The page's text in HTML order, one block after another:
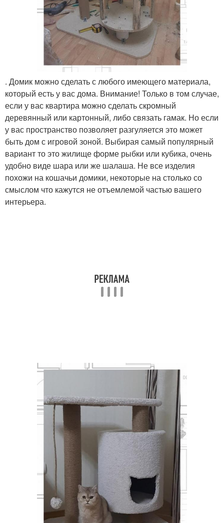
. Домик можно сделать с любого имеющего материала,
который есть у вас дома. Внимание! Только в том случае,
если у вас квартира можно сделать скромный
деревянный или картонный, либо связать гамак. Но если
у вас пространство позволяет разгуляется это может
быть дом с игровой зоной. Выбирая самый популярный
вариант то это жилище форме рыбки или кубика, очень
удобно виде шара или же шалаша. Не все изделия
похожи на кошачьи домики, некоторые на столько со
смыслом что кажутся не отъемлемой частью вашего
интерьера.